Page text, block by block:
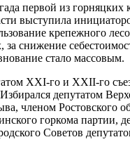
первой из горняцких
выступила
крепежного
за снижение
стало массовым.
XXI-го и XXII-го
депутатом
членом Ростовского
горкома партии,
Советов